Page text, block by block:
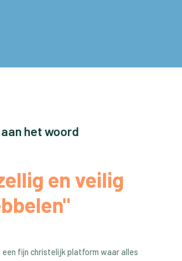
het woord
en veilig
een fijn christelijk platform waar alles